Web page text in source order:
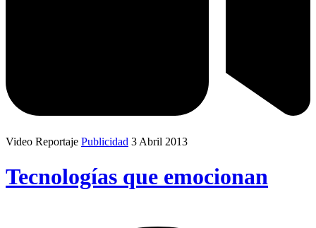
Video Reportaje Publicidad 3 Abril 2013
Tecnologías que emocionan